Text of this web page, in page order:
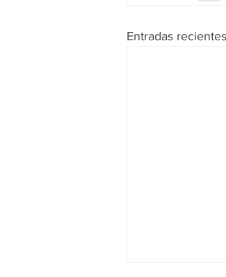
Entradas recientes